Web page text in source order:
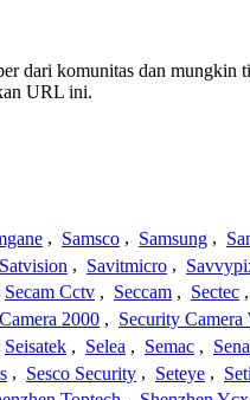
dari komunitas dan mungkin
URL ini.
, Samsco , Samsung ,
Satvision , Savitmicro ,
Secam Cctv , Seccam , Sectec ,
2000 , Security Camera
Seisatek , Selea , Semac ,
, Sesco Security , Seteye ,